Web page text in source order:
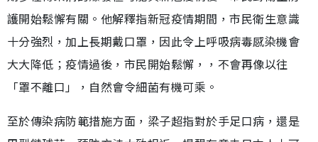
護開始鬆懈有關。他解釋指新冠疫情期間，市民衛生意識
十分強烈，加上長期戴口罩，因此令上呼吸病毒感染機會
大大降低；疫情過後，市民開始鬆懈，，不會再像以往
「罩不離口」，自然會令細菌有機可乘。
至於傳染病防範措施方面，梁子超指對於手足口病，還是